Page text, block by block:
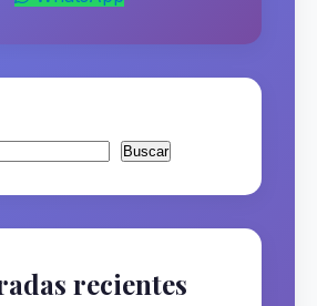
Buscar
recientes